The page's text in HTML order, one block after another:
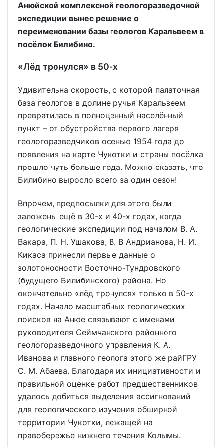
Анюйской комплексной геологоразведочной
экспедиции вынес решение о
переименовании базы геологов Каральвеем в
посёлок Билибино.
«Лёд тронулся» в 50-х
Удивительна скорость, с которой палаточная
база геологов в долине ручья Каральвеем
превратилась в полноценный населённый
пункт – от обустройства первого лагеря
геологоразведчиков осенью 1954 года до
появления на карте Чукотки и страны посёлка
прошло чуть больше года. Можно сказать, что
Билибино выросло всего за один сезон!
Впрочем, предпосылки для этого были
заложены ещё в 30-х и 40-х годах, когда
геологические экспедиции под началом В. А.
Вакара, П. Н. Ушакова, В. В Андрианова, Н. И.
Кикаса принесли первые данные о
золотоносности Восточно-Тундровского
(будущего Билибинского) района. Но
окончательно «лёд тронулся» только в 50-х
годах. Начало масштабных геологических
поисков на Анюе связывают с именами
руководителя Сеймчанского районного
геологоразведочного управления К. А.
Иванова и главного геолога этого же райГРУ
С. М. Абаева. Благодаря их инициативности и
правильной оценке работ предшественников
удалось добиться выделения ассигнований
для геологического изучения обширной
территории Чукотки, лежащей на
правобережье нижнего течения Колымы.